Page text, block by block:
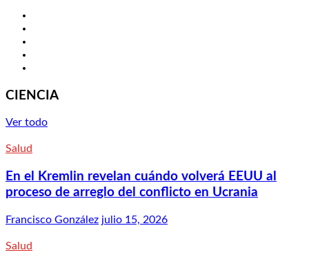
CIENCIA
Ver todo
Salud
En el Kremlin revelan cuándo volverá EEUU al
proceso de arreglo del conflicto en Ucrania
Francisco González julio 15, 2026
Salud